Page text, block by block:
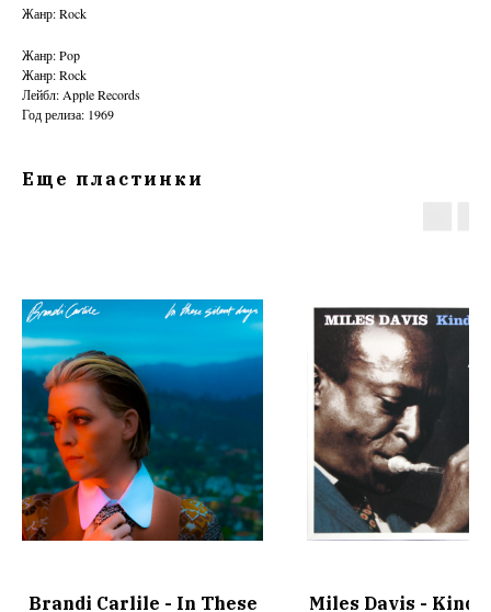
Жанр: Rock
Жанр: Pop
Жанр: Rock
Лейбл: Apple Records
Год релиза: 1969
Еще пластинки
Brandi Carlile - In These Miles Davis - Kind